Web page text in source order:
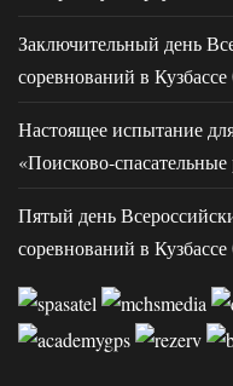
Заключительный день
соревнований в Кузбассе
Настоящее испытание
«Поисково-
Пятый день
соревнований в Кузбассе